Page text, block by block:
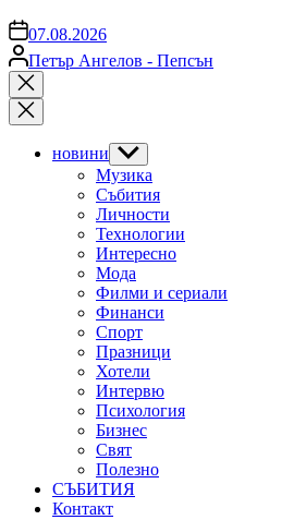
on07.08.2026
Posted
by
Петър Ангелов - Пепсън
Close
search
новини Show
sub
menu
Музика
Събития
Личности
Технологии
Интересно
Мода
Филми и сериали
Финанси
Спорт
Празници
Хотели
Интервю
Психология
Бизнес
Свят
Полезно
СЪБИТИЯ
Контакт